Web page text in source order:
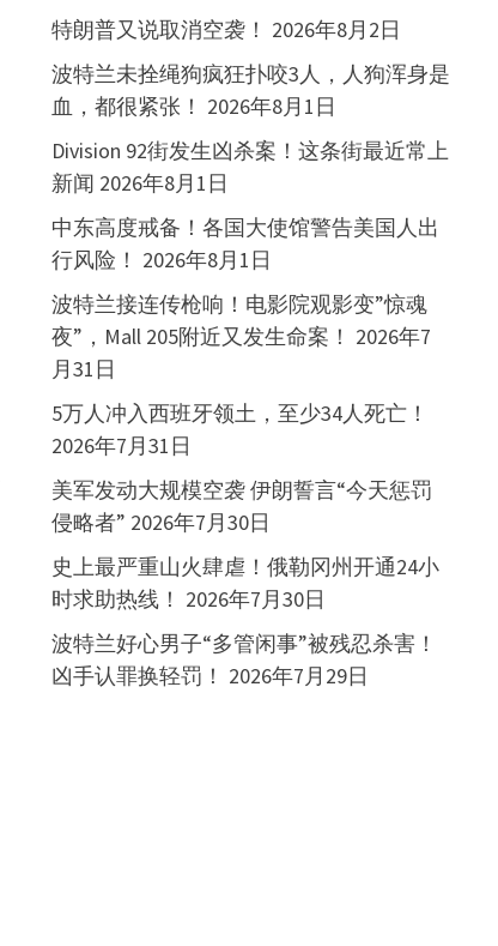
特朗普又说取消空袭！ 2026年8月2日
波特兰未拴绳狗疯狂扑咬3人，人狗浑身是
血，都很紧张！ 2026年8月1日
Division 92街发生凶杀案！这条街最近常上
新闻 2026年8月1日
中东高度戒备！各国大使馆警告美国人出
行风险！ 2026年8月1日
波特兰接连传枪响！电影院观影变”惊魂
夜”，Mall 205附近又发生命案！ 2026年7
月31日
5万人冲入西班牙领土，至少34人死亡！
2026年7月31日
美军发动大规模空袭 伊朗誓言“今天惩罚
侵略者” 2026年7月30日
史上最严重山火肆虐！俄勒冈州开通24小
时求助热线！ 2026年7月30日
波特兰好心男子“多管闲事”被残忍杀害！
凶手认罪换轻罚！ 2026年7月29日